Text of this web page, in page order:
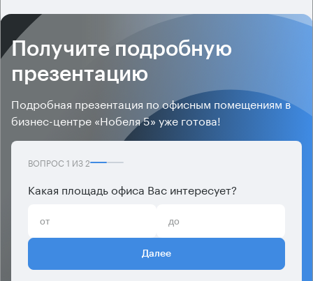
Получите подробную
презентацию
Подробная презентация по офисным помещениям в
бизнес-центре «Нобеля 5» уже готова!
ВОПРОС 1 ИЗ2
Какая площадь офиса Вас интересует?
Далее